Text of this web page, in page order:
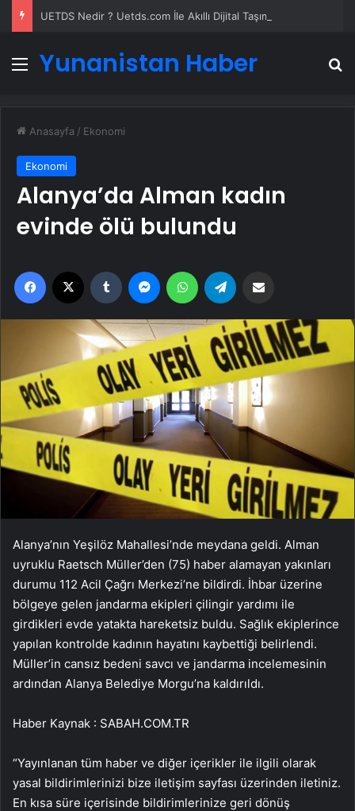
Menü
Yunanistan Haber
Anasayfa / Ekonomi
Ekonomi
Alanya’da Alman kadın
evinde ölü bulundu
Facebook Tumblr MessengerWhatsApp
Alanya’nın Yeşilöz Mahallesi’nde meydana geldi. Alman
uyruklu Raetsch Müller’den (75) haber alamayan yakınları
durumu 112 Acil Çağrı Merkezi’ne bildirdi. İhbar üzerine
bölgeye gelen jandarma ekipleri çilingir yardımı ile
girdikleri evde yatakta hareketsiz buldu. Sağlık ekiplerince
yapılan kontrolde kadının hayatını kaybettiği belirlendi.
Müller’in cansız bedeni savcı ve jandarma incelemesinin
ardından Alanya Belediye Morgu’na kaldırıldı.
Haber Kaynak : SABAH.COM.TR
“Yayınlanan tüm haber ve diğer içerikler ile ilgili olarak
yasal bildirimlerinizi bize iletişim sayfası üzerinden iletiniz.
En kısa süre içerisinde bildirimlerinize geri dönüş